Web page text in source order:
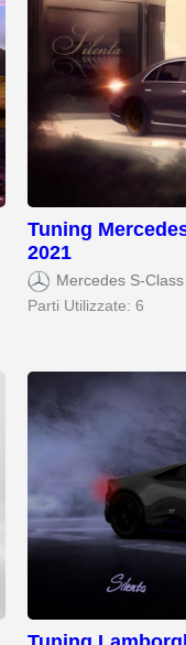
Tuning
2021
Mercedes S-
Parti Utilizzate: 6